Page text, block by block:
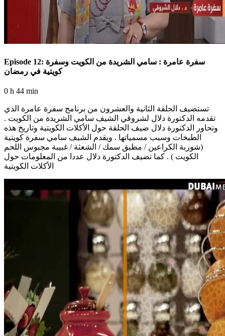
Episode 12: سفرة عامرة : سامي الشريدة من الكويت وسفرة
كويتية في رمضان
0 h 44 min
تستضيف الحلقة الثانية والعشرون من برنامج سفرة عامرة الذي
تقدمه الدكتورة دلال لشروقي الشيف سامي الشريدة من الكويت .
وتحاور الدكتورة دلال ضيف الحلقة حول الأكلات الكويتية وتاريخ هذه
الطبخات وسبب مسمياتها . ويقدم الشيف سامي سفرة كويتية
(شوربة الكراعين / مطبق سمك / الشعثة / غبيبة مجبوس اللحم
الكويت ) . كما تضيف الدكتورة دلال عددا من المعلومات حول
الأكلات الكويتية